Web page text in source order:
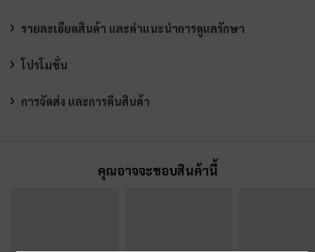
รายละเอียดสินค้า และคำแนะนำการดูแลรักษา
โปรโมชั่น
การจัดส่ง และการคืนสินค้า
คุณอาจจะชอบสินค้านี้